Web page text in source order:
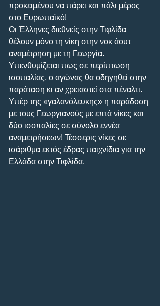
προκειμένου να πάρει και πάλι μέρος
στο Ευρωπαϊκό!
Οι Έλληνες διεθνείς στην Τιφλίδα
θέλουν μόνο τη νίκη στην νοκ άουτ
αναμέτρηση με τη Γεωργία.
Υπενθυμίζεται πως σε περίπτωση
ισοπαλίας, ο αγώνας θα οδηγηθεί στην
παράταση κι αν χρειαστεί στα πέναλτι.
Υπέρ της «γαλανόλευκης» η παράδοση
με τους Γεωργιανούς με επτά νίκες και
δύο ισοπαλίες σε σύνολο εννέα
αναμετρήσεων! Τέσσερις νίκες σε
ισάριθμα εκτός έδρας παιχνίδια για την
Ελλάδα στην Τιφλίδα.